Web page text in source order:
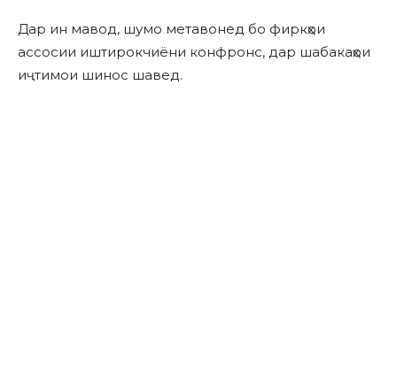
Дар ин мавод, шумо метавонед бо фиркҳои
ассосии иштирокчиёни конфронс, дар шабакаҳои
иҷтимои шинос шавед.